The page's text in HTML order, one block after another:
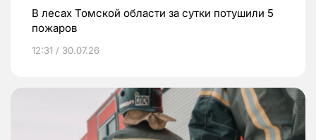
В лесах Томской области за сутки потушили 5
пожаров
12:31 / 30.07.26